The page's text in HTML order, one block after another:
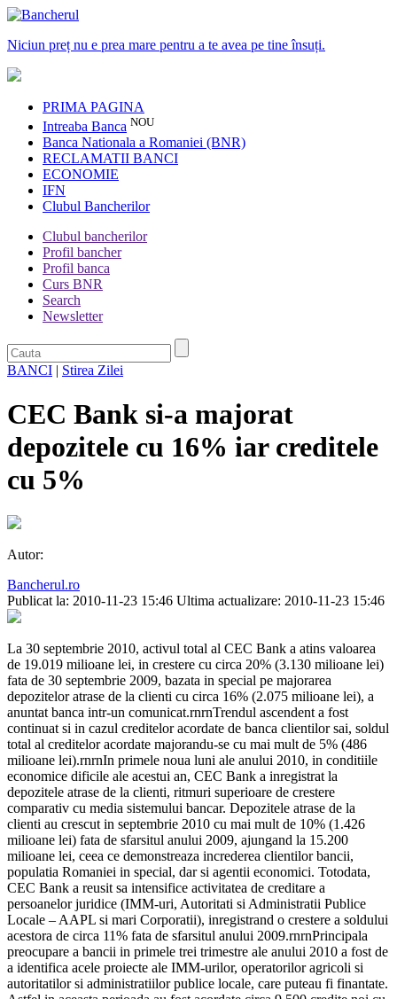
Niciun preț nu e prea mare pentru a te avea pe tine însuți.
PRIMA PAGINA
Intreaba Banca NOU
Banca Nationala a Romaniei (BNR)
RECLAMATII BANCI
ECONOMIE
IFN
Clubul Bancherilor
Clubul bancherilor
Profil bancher
Profil banca
Curs BNR
Search
Newsletter
BANCI | Stirea Zilei
CEC Bank si-a majorat
depozitele cu 16% iar creditele
cu 5%
Autor:
Bancherul.ro
Publicat la: 2010-11-23 15:46 Ultima actualizare: 2010-11-23 15:46
La 30 septembrie 2010, activul total al CEC Bank a atins valoarea
de 19.019 milioane lei, in crestere cu circa 20% (3.130 milioane lei)
fata de 30 septembrie 2009, bazata in special pe majorarea
depozitelor atrase de la clienti cu circa 16% (2.075 milioane lei), a
anuntat banca intr-un comunicat.rnrnTrendul ascendent a fost
continuat si in cazul creditelor acordate de banca clientilor sai, soldul
total al creditelor acordate majorandu-se cu mai mult de 5% (486
milioane lei).rnrnIn primele noua luni ale anului 2010, in conditiile
economice dificile ale acestui an, CEC Bank a inregistrat la
depozitele atrase de la clienti, ritmuri superioare de crestere
comparativ cu media sistemului bancar. Depozitele atrase de la
clienti au crescut in septembrie 2010 cu mai mult de 10% (1.426
milioane lei) fata de sfarsitul anului 2009, ajungand la 15.200
milioane lei, ceea ce demonstreaza increderea clientilor bancii,
populatia Romaniei in special, dar si agentii economici. Totodata,
CEC Bank a reusit sa intensifice activitatea de creditare a
persoanelor juridice (IMM-uri, Autoritati si Administratii Publice
Locale – AAPL si mari Corporatii), inregistrand o crestere a soldului
acestora de circa 11% fata de sfarsitul anului 2009.rnrnPrincipala
preocupare a bancii in primele trei trimestre ale anului 2010 a fost de
a identifica acele proiecte ale IMM-urilor, operatorilor agricoli si
autoritatilor si administratiilor publice locale, care puteau fi finantate.